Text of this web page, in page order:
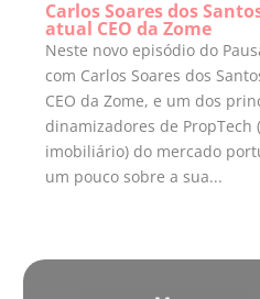
Carlos Soares dos
atual CEO da Zome
Neste novo episódio do
com Carlos Soares dos
CEO da Zome, e um dos
dinamizadores de PropTech
imobiliário) do mercado
um pouco sobre a sua...